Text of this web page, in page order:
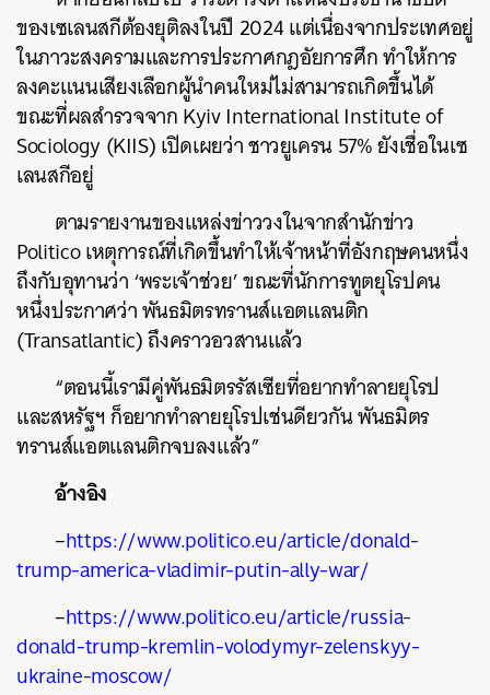
ของเซเลนสกีต้องยุติลงในปี 2024 แต่เนื่องจากประเทศอยู่
ในภาวะสงครามและการประกาศกฎอัยการศึก ทำให้การ
ลงคะแนนเสียงเลือกผู้นำคนใหม่ไม่สามารถเกิดขึ้นได้
ขณะที่ผลสำรวจจาก Kyiv International Institute of
Sociology (KIIS) เปิดเผยว่า ชาวยูเครน 57% ยังเชื่อในเซ
เลนสกีอยู่
ตามรายงานของแหล่งข่าววงในจากสำนักข่าว
Politico เหตุการณ์ที่เกิดขึ้นทำให้เจ้าหน้าที่อังกฤษคนหนึ่ง
ถึงกับอุทานว่า ‘พระเจ้าช่วย’ ขณะที่นักการทูตยุโรปคน
หนึ่งประกาศว่า พันธมิตรทรานส์แอตแลนติก
(Transatlantic) ถึงคราวอวสานแล้ว
“ตอนนี้เรามีคู่พันธมิตรรัสเซียที่อยากทำลายยุโรป
และสหรัฐฯ ก็อยากทำลายยุโรปเช่นดียวกัน พันธมิตร
ทรานส์แอตแลนติกจบลงแล้ว”
อ้างอิง
–https://www.politico.eu/article/donald-
trump-america-vladimir-putin-ally-war/
–https://www.politico.eu/article/russia-
donald-trump-kremlin-volodymyr-zelenskyy-
ukraine-moscow/
SHARE TWEET LINE EMAIL